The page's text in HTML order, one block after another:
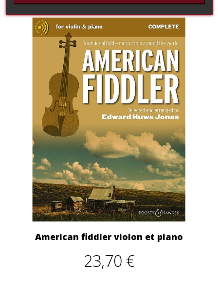
American fiddler violon et piano
23,70 €